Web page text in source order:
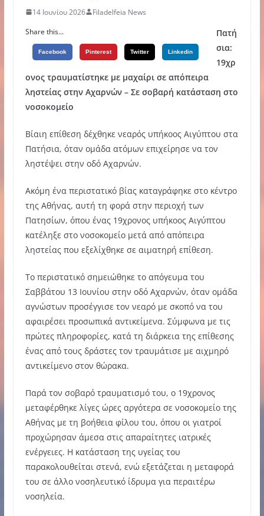
14 Ιουνίου 2026
Filadelfeia News
Share this...
Facebook Pinterest Twitter Linkedin
Πατή
σια:
19χρ
ονος τραυματίστηκε με μαχαίρι σε απόπειρα
ληστείας στην Αχαρνών – Σε σοβαρή κατάσταση στο
νοσοκομείο
Βίαιη επίθεση δέχθηκε νεαρός υπήκοος Αιγύπτου στα
Πατήσια, όταν ομάδα ατόμων επιχείρησε να τον
ληστέψει στην οδό Αχαρνών.
Ακόμη ένα περιστατικό βίας καταγράφηκε στο κέντρο
της Αθήνας, αυτή τη φορά στην περιοχή των
Πατησίων, όπου ένας 19χρονος υπήκοος Αιγύπτου
κατέληξε στο νοσοκομείο μετά από απόπειρα
ληστείας που εξελίχθηκε σε αιματηρή επίθεση.
Το περιστατικό σημειώθηκε το απόγευμα του
Σαββάτου 13 Ιουνίου στην οδό Αχαρνών, όταν ομάδα
αγνώστων προσέγγισε τον νεαρό με σκοπό να του
αφαιρέσει προσωπικά αντικείμενα. Σύμφωνα με τις
πρώτες πληροφορίες, κατά τη διάρκεια της επίθεσης
ένας από τους δράστες τον τραυμάτισε με αιχμηρό
αντικείμενο στον θώρακα.
Παρά τον σοβαρό τραυματισμό του, ο 19χρονος
μεταφέρθηκε λίγες ώρες αργότερα σε νοσοκομείο της
Αθήνας με τη βοήθεια φίλου του, όπου οι γιατροί
προχώρησαν άμεσα στις απαραίτητες ιατρικές
ενέργειες. Η κατάσταση της υγείας του
παρακολουθείται στενά, ενώ εξετάζεται η μεταφορά
του σε άλλο νοσηλευτικό ίδρυμα για περαιτέρω
νοσηλεία.